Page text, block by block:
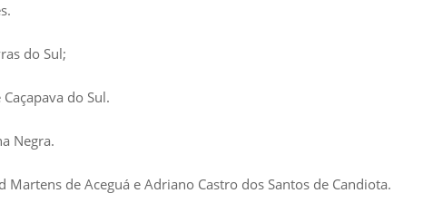
do Sul;
do Sul.
Negra.
de Aceguá e Adriano Castro dos Santos de Candiota.